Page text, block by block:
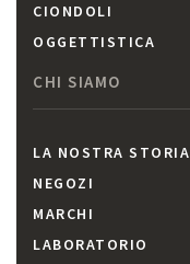
CIONDOLI
OGGETTISTICA
CHI SIAMO
LA NOSTRA STORIA
NEGOZI
MARCHI
LABORATORIO